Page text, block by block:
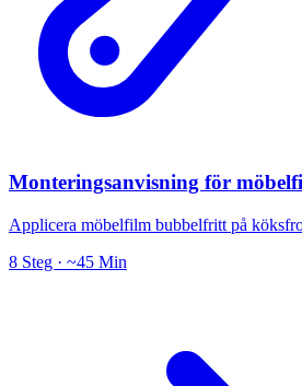
Monteringsanvisning för
Applicera möbelfilm bubbelfritt på
8 Steg · ~45 Min